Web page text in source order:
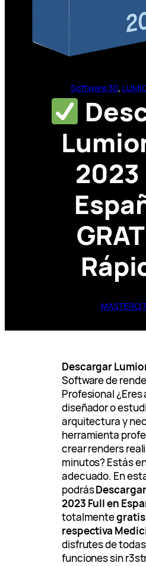
Software 3D,
2023
Descargar
Software de
Profesional
diseñador o
arquitectura y
herramienta
crear renders
minutos? Estás
adecuado. En
podrás
2023 Full en
totalmente
respectiva
disfrutes de
funciones sin